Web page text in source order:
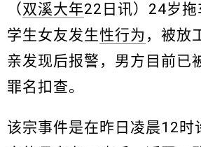
（双溪大年22日讯）24岁
学生女友发生性行为 ，被放
亲发现后报警，男方目前已
罪名扣查。
该宗事件是在昨日凌晨12时